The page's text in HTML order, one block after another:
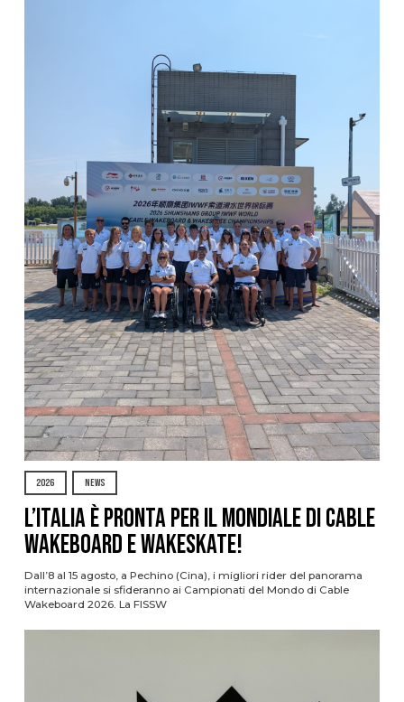
2026 NEWS
L’Italia è pronta per il Mondiale di Cable
Wakeboard e Wakeskate!
Dall’8 al 15 agosto, a Pechino (Cina), i migliori rider del panorama
internazionale si sfideranno ai Campionati del Mondo di Cable
Wakeboard 2026. La FISSW